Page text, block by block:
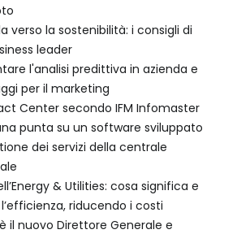
verso la sostenibilità: i consigli di
leader
l'analisi predittiva in azienda e
per il marketing
Center secondo IFM Infomaster
punta su un software sviluppato
dei servizi della centrale
& Utilities: cosa significa e
riducendo i costi
il nuovo Direttore Generale e